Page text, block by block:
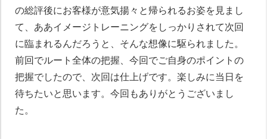
の総評後にお客様が意気揚々と帰られるお姿を見まし
て、ああイメージトレーニングをしっかりされて次回
に臨まれるんだろうと、そんな想像に駆られました。
前回でルート全体の把握、今回でご自身のポイントの
把握でしたので、次回は仕上げです。楽しみに当日を
待ちたいと思います。今回もありがとうございまし
た。